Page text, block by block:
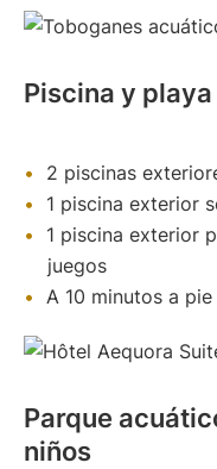
Piscina y playa
2 piscinas
1 piscina exterior
1 piscina exterior
juegos
A 10 minutos a
Parque
niños